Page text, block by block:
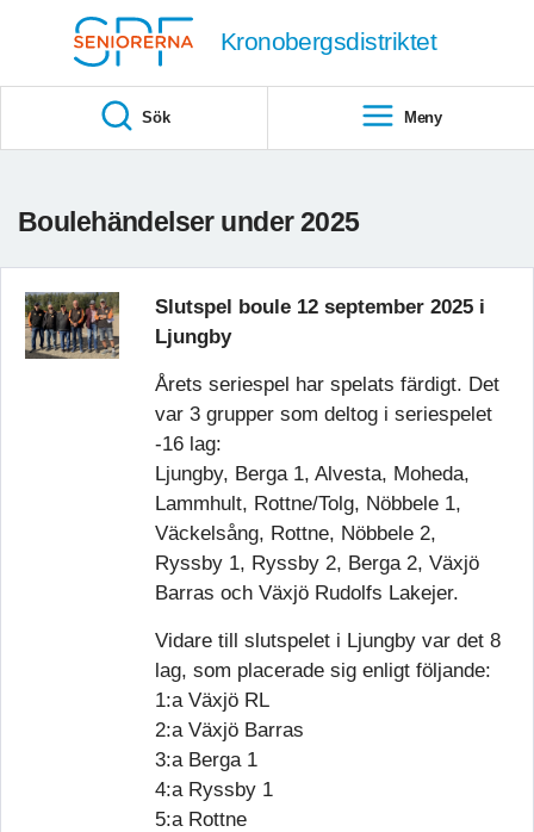
Kronobergsdistriktet
Sök Meny
Boulehändelser under 2025
Slutspel boule 12 september 2025 i
Ljungby
Årets seriespel har spelats färdigt. Det
var 3 grupper som deltog i seriespelet
-16 lag:
Ljungby, Berga 1, Alvesta, Moheda,
Lammhult, Rottne/Tolg, Nöbbele 1,
Väckelsång, Rottne, Nöbbele 2,
Ryssby 1, Ryssby 2, Berga 2, Växjö
Barras och Växjö Rudolfs Lakejer.
Vidare till slutspelet i Ljungby var det 8
lag, som placerade sig enligt följande:
1:a Växjö RL
2:a Växjö Barras
3:a Berga 1
4:a Ryssby 1
5:a Rottne